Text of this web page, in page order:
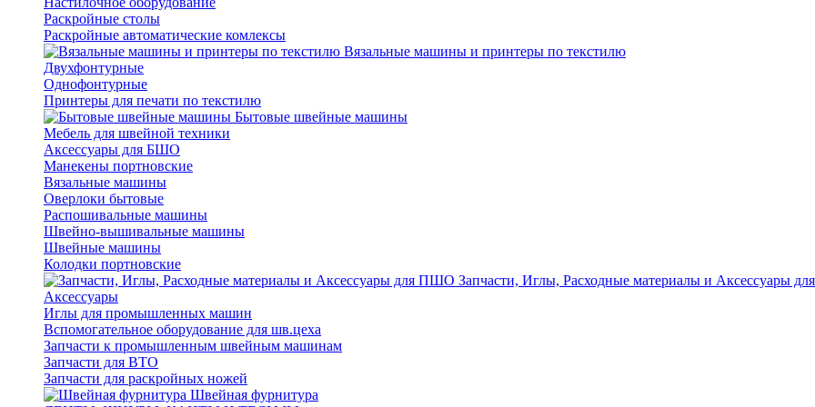
Раскройные столы
Раскройные автоматические комлексы
Вязальные машины и принтеры по текстилю
Двухфонтурные
Однофонтурные
Принтеры для печати по текстилю
Бытовые швейные машины
Мебель для швейной техники
Аксессуары для БШО
Манекены портновские
Вязальные машины
Оверлоки бытовые
Распошивальные машины
Швейно-вышивальные машины
Швейные машины
Колодки портновские
Запчасти, Иглы, Расходные материалы и Аксессуары
Аксессуары
Иглы для промышленных машин
Вспомогательное оборудование для шв.цеха
Запчасти к промышленным швейным машинам
Запчасти для ВТО
Запчасти для раскройных ножей
Швейная фурнитура